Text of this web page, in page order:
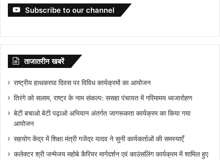
Subscribe to our channel
ताजातरीन खबरें
राष्ट्रीय हाथकरघा दिवस पर विविध कार्यक्रमों का आयोजन
तिरंगे को सलाम, राष्ट्र के नाम संकल्प: ससहा पंचायत में गरिमामय ध्वजारोहण
बेटी बचाओ बेटी पढ़ाओ अभियान अंतर्गत जागरूकता कार्यक्रम का किया गया
आयोजन
सहयोग केंद्र में शिक्षा मंत्री गजेंद्र यादव ने सुनी कार्यकर्ताओं की समस्याएँ
कलेक्टर श्री जन्मेजय महोबे कैरियर मार्गदर्शन एवं काउंसलिंग कार्यक्रम में शामिल हुए